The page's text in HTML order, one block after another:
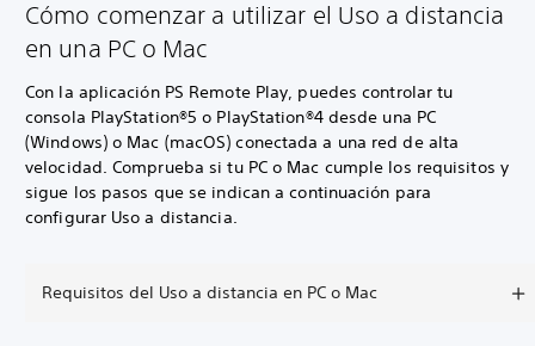
Cómo comenzar a utilizar el Uso a distancia
en una PC o Mac
Con la aplicación PS Remote Play, puedes controlar tu
consola PlayStation®5 o PlayStation®4 desde una PC
(Windows) o Mac (macOS) conectada a una red de alta
velocidad. Comprueba si tu PC o Mac cumple los requisitos y
sigue los pasos que se indican a continuación para
configurar Uso a distancia.
Requisitos del Uso a distancia en PC o Mac